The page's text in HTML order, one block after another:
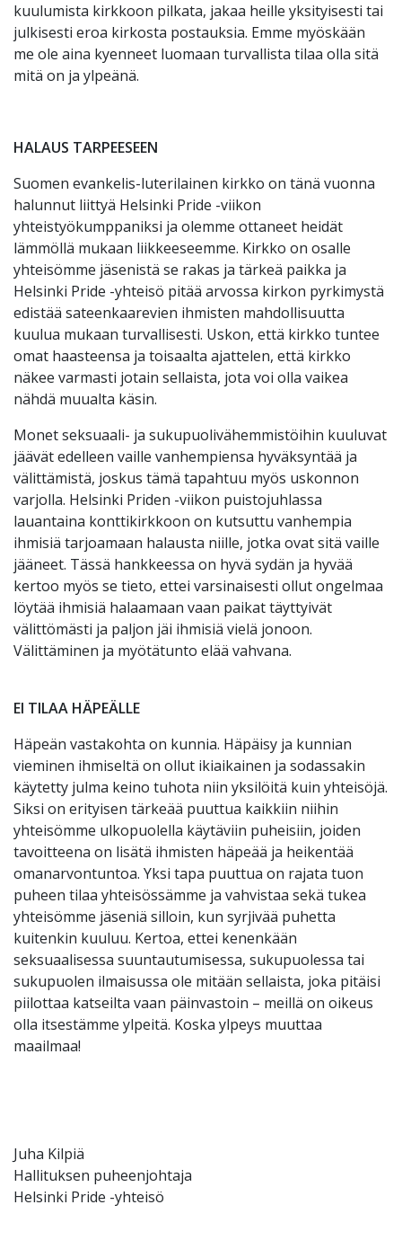
kuulumista kirkkoon pilkata, jakaa heille yksityisesti tai
julkisesti eroa kirkosta postauksia. Emme myöskään
me ole aina kyenneet luomaan turvallista tilaa olla sitä
mitä on ja ylpeänä.
HALAUS TARPEESEEN
Suomen evankelis-luterilainen kirkko on tänä vuonna
halunnut liittyä Helsinki Pride -viikon
yhteistyökumppaniksi ja olemme ottaneet heidät
lämmöllä mukaan liikkeeseemme. Kirkko on osalle
yhteisömme jäsenistä se rakas ja tärkeä paikka ja
Helsinki Pride -yhteisö pitää arvossa kirkon pyrkimystä
edistää sateenkaarevien ihmisten mahdollisuutta
kuulua mukaan turvallisesti. Uskon, että kirkko tuntee
omat haasteensa ja toisaalta ajattelen, että kirkko
näkee varmasti jotain sellaista, jota voi olla vaikea
nähdä muualta käsin.
Monet seksuaali- ja sukupuolivähemmistöihin kuuluvat
jäävät edelleen vaille vanhempiensa hyväksyntää ja
välittämistä, joskus tämä tapahtuu myös uskonnon
varjolla. Helsinki Priden -viikon puistojuhlassa
lauantaina konttikirkkoon on kutsuttu vanhempia
ihmisiä tarjoamaan halausta niille, jotka ovat sitä vaille
jääneet. Tässä hankkeessa on hyvä sydän ja hyvää
kertoo myös se tieto, ettei varsinaisesti ollut ongelmaa
löytää ihmisiä halaamaan vaan paikat täyttyivät
välittömästi ja paljon jäi ihmisiä vielä jonoon.
Välittäminen ja myötätunto elää vahvana.
EI TILAA HÄPEÄLLE
Häpeän vastakohta on kunnia. Häpäisy ja kunnian
vieminen ihmiseltä on ollut ikiaikainen ja sodassakin
käytetty julma keino tuhota niin yksilöitä kuin yhteisöjä.
Siksi on erityisen tärkeää puuttua kaikkiin niihin
yhteisömme ulkopuolella käytäviin puheisiin, joiden
tavoitteena on lisätä ihmisten häpeää ja heikentää
omanarvontuntoa. Yksi tapa puuttua on rajata tuon
puheen tilaa yhteisössämme ja vahvistaa sekä tukea
yhteisömme jäseniä silloin, kun syrjivää puhetta
kuitenkin kuuluu. Kertoa, ettei kenenkään
seksuaalisessa suuntautumisessa, sukupuolessa tai
sukupuolen ilmaisussa ole mitään sellaista, joka pitäisi
piilottaa katseilta vaan päinvastoin – meillä on oikeus
olla itsestämme ylpeitä. Koska ylpeys muuttaa
maailmaa!
Juha Kilpiä
Hallituksen puheenjohtaja
Helsinki Pride -yhteisö